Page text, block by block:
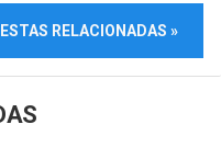
RELACIONADAS »